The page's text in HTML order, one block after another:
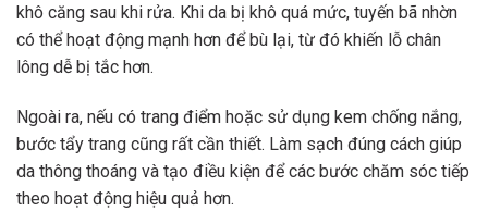
khô căng sau khi rửa. Khi da bị khô quá mức, tuyến bã nhờn
có thể hoạt động mạnh hơn để bù lại, từ đó khiến lỗ chân
lông dễ bị tắc hơn.
Ngoài ra, nếu có trang điểm hoặc sử dụng kem chống nắng,
bước tẩy trang cũng rất cần thiết. Làm sạch đúng cách giúp
da thông thoáng và tạo điều kiện để các bước chăm sóc tiếp
theo hoạt động hiệu quả hơn.